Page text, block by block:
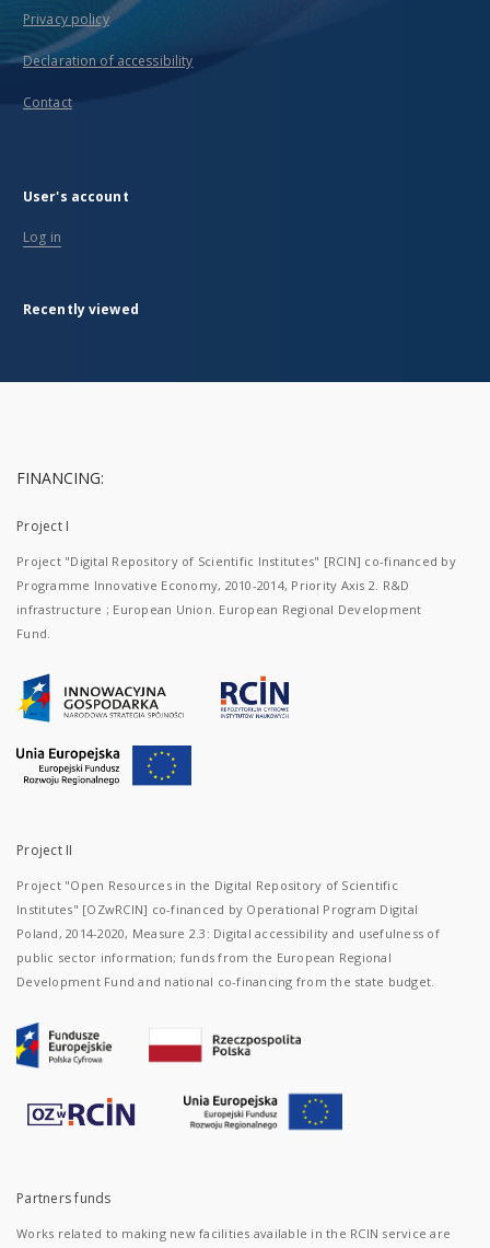
Privacy policy
Declaration of accessibility
Contact
User's account
Log in
Recently viewed
FINANCING:
Project I
Project "Digital Repository of Scientific Institutes" [RCIN] co-financed by
Programme Innovative Economy, 2010-2014, Priority Axis 2. R&D
infrastructure ; European Union. European Regional Development
Fund.
Project II
Project "Open Resources in the Digital Repository of Scientific
Institutes" [OZwRCIN] co-financed by Operational Program Digital
Poland, 2014-2020, Measure 2.3: Digital accessibility and usefulness of
public sector information; funds from the European Regional
Development Fund and national co-financing from the state budget.
Partners funds
Works related to making new facilities available in the RCIN service are